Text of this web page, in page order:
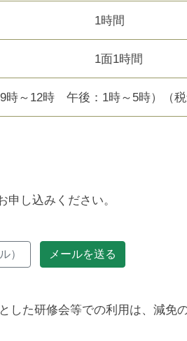
1時間
1面1時間
時～12時 午後：1時～5時）（税
し込みください。
） メールを送る
した研修会等での利用は、減免